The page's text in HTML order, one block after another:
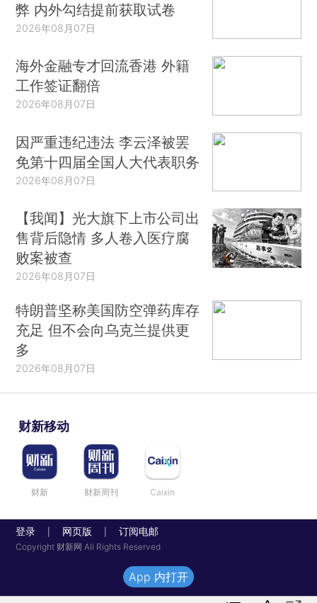
弊 内外勾结提前获取试卷
2026年08月07日
海外金融专才回流香港 外籍
工作签证翻倍
2026年08月07日
因严重违纪违法 李云泽被罢
免第十四届全国人大代表职务
2026年08月07日
【我闻】光大旗下上市公司出
售背后隐情 多人卷入医疗腐
败案被查
2026年08月07日
特朗普坚称美国防空弹药库存
充足 但不会向乌克兰提供更
多
2026年08月07日
财新移动
财新 财新周刊 Caixin
登录 网页版 订阅电邮
Copyright 财新网 All Rights Reserved
App 内打开